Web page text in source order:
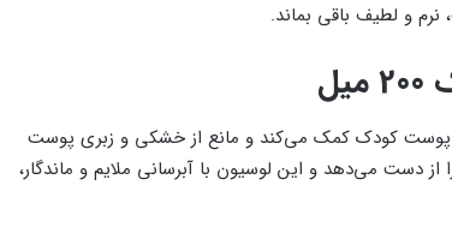
و لطیف باقی بماند.
کودک کمک می‌کند و مانع از خشکی و زبری پوست
دست می‌دهد و این لوسیون با آبرسانی ملایم و ماندگار،